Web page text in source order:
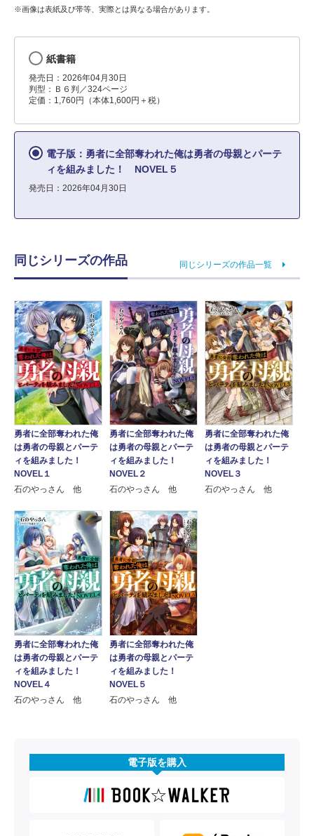
※画像は表紙及び帯等、実際とは異なる場合があります。
紙書籍
発売日：2026年04月30日
判型：Ｂ６判／324ページ
定価：1,760円（本体1,600円＋税）
電子版：勇者に全部奪われた俺は勇者の母親とパーテ
ィを組みました！ NOVEL５
発売日：2026年04月30日
同じシリーズの作品 同じシリーズの作品一覧
勇者に全部奪われた俺
は勇者の母親とパーテ
ィを組みました！
NOVEL１
石のやっさん 他
勇者に全部奪われた俺
は勇者の母親とパーテ
ィを組みました！
NOVEL２
石のやっさん 他
勇者に全部奪われた俺
は勇者の母親とパーテ
ィを組みました！
NOVEL３
石のやっさん 他
勇者に全部奪われた俺
は勇者の母親とパーテ
ィを組みました！
NOVEL４
石のやっさん 他
勇者に全部奪われた俺
は勇者の母親とパーテ
ィを組みました！
NOVEL５
石のやっさん 他
電子版を購入